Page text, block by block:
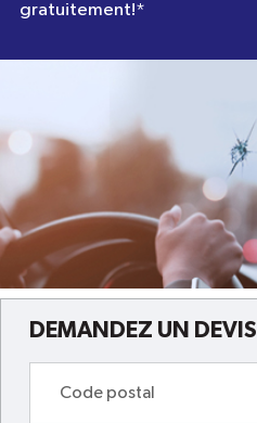
gratuitement!*
DEMANDEZ UN DEVIS